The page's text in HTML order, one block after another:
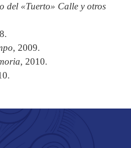
del «Tuerto» Calle y otros
, 2009.
, 2010.